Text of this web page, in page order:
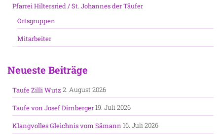
Pfarrei Hiltersried / St. Johannes der Täufer
Ortsgruppen
Mitarbeiter
Neueste Beiträge
Taufe Zilli Wutz 2. August 2026
Taufe von Josef Dirnberger19. Juli 2026
Klangvolles Gleichnis vom Sämann 16. Juli 2026